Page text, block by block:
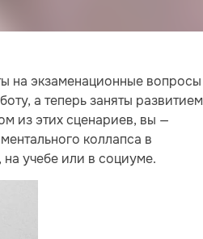
на экзаменационные вопросы
а теперь заняты развитием
из этих сценариев, вы —
коллапса в
учебе или в социуме.